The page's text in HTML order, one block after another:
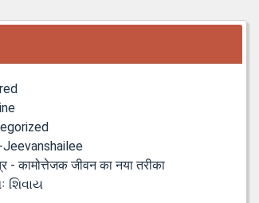
- कामोत्तेजक जीवन का नया तरीका
શિવાય